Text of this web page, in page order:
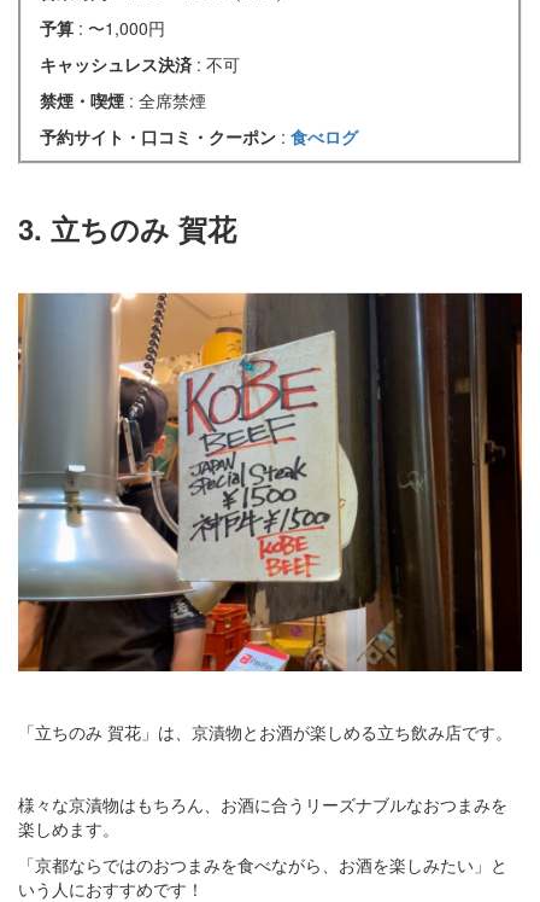
予算 : 〜1,000円
キャッシュレス決済 : 不可
禁煙・喫煙 : 全席禁煙
予約サイト・口コミ・クーポン : 食べログ
3. 立ちのみ 賀花
「立ちのみ 賀花」は、京漬物とお酒が楽しめる立ち飲み店です。
様々な京漬物はもちろん、お酒に合うリーズナブルなおつまみを
楽しめます。
「京都ならではのおつまみを食べながら、お酒を楽しみたい」と
いう人におすすめです！